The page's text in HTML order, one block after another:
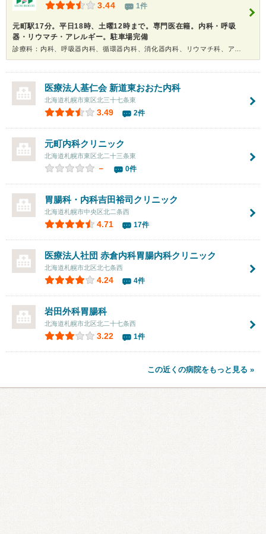
3.44 1件
元町駅17分。平日18時、土曜12時まで。専門医在籍。内科・呼吸
器・リウマチ・アレルギー。駐車場完備
医療法人基仁会 新道東おおた内科
北海道札幌市東区北三十七条東
3.49 2件
元町内科クリニック
北海道札幌市東区北二十三条東
－ 0件
胃腸科・内科吉田裕司クリニック
北海道札幌市中央区北二条西
4.71 17件
医療法人社団 赤倉内科胃腸内科クリニック
北海道札幌市北区北七条西
4.24 4件
岩田外科胃腸科
北海道札幌市北区北二十七条西
3.22 1件
この近くの病院をもっと見る »